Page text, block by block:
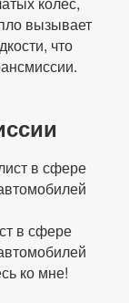
вызывает
что
в сфере
ко мне!